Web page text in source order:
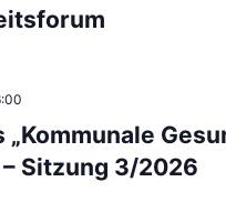
Sitzung 3/2026